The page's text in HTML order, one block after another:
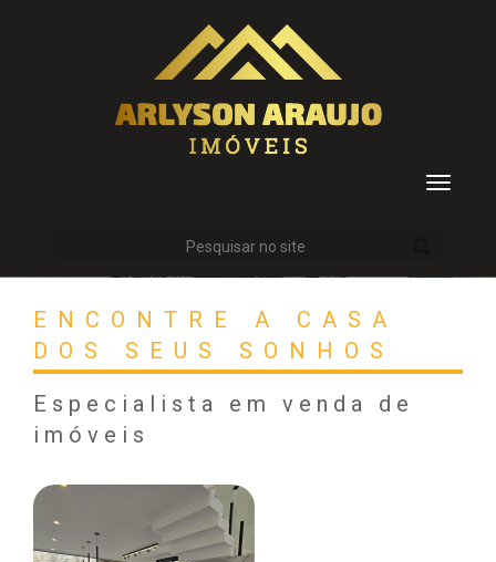
Toggle
ENCONTRE A CASA
DOS SEUS SONHOS
Especialista em venda de
imóveis